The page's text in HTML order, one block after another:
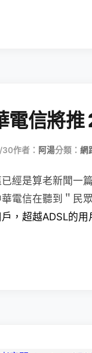
電信將
30作者： 阿湯分類： 網
經是算老新聞一
電信在聽到＂民
，超越ADSL的用